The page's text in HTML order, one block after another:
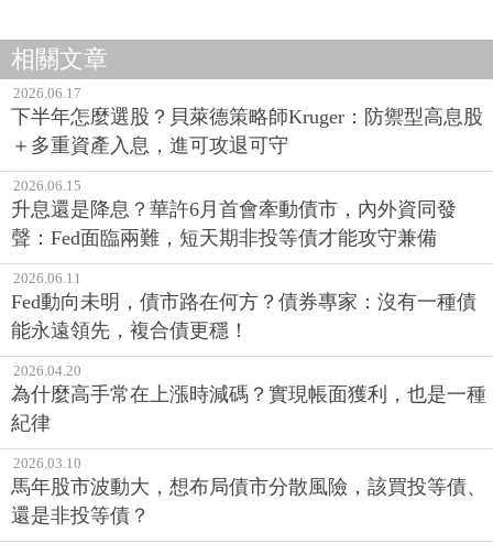
相關文章
2026.06.17
下半年怎麼選股？貝萊德策略師Kruger：防禦型高息股
＋多重資產入息，進可攻退可守
2026.06.15
升息還是降息？華許6月首會牽動債市，內外資同發
聲：Fed面臨兩難，短天期非投等債才能攻守兼備
2026.06.11
Fed動向未明，債市路在何方？債券專家：沒有一種債
能永遠領先，複合債更穩！
2026.04.20
為什麼高手常在上漲時減碼？實現帳面獲利，也是一種
紀律
2026.03.10
馬年股市波動大，想布局債市分散風險，該買投等債、
還是非投等債？